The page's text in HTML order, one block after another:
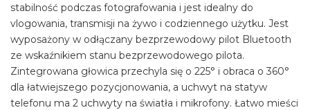
stabilność podczas fotografowania i jest idealny do
vlogowania, transmisji na żywo i codziennego użytku. Jest
wyposażony w odłączany bezprzewodowy pilot Bluetooth
ze wskaźnikiem stanu bezprzewodowego pilota.
Zintegrowana głowica przechyla się o 225° i obraca o 360°
dla łatwiejszego pozycjonowania, a uchwyt na statyw
telefonu ma 2 uchwyty na światła i mikrofony. Łatwo mieści